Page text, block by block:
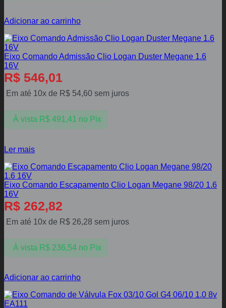
Adicionar ao carrinho
Eixo Comando Admissão Clio Logan Duster Megane 1.6
16V
R$ 546,01
Em até 10x de R$ 54,60 sem juros
À vista R$491,41 no Pix
Ler mais
Eixo Comando Escapamento Clio Logan Megane 98/20 1.6
16V
R$ 262,82
Em até 10x de R$ 26,28 sem juros
À vista R$236,54 no Pix
Adicionar ao carrinho